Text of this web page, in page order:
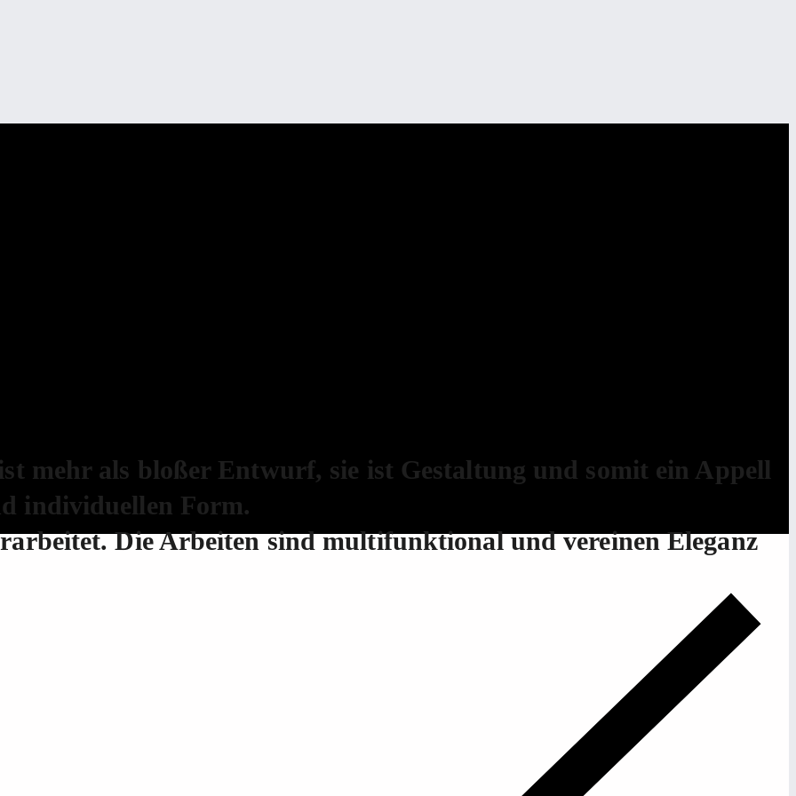
mehr als bloßer Entwurf, sie ist Gestaltung und somit ein Appell
individuellen Form.
Die Arbeiten sind multifunktional und vereinen Eleganz